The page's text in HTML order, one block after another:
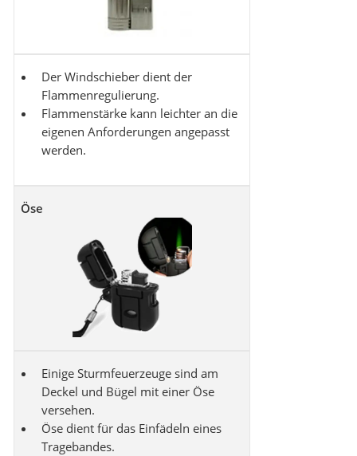
Der Windschieber dient der
Flammenregulierung.
Flammenstärke kann leichter an die
eigenen Anforderungen angepasst
werden.
Öse
Einige Sturmfeuerzeuge sind am
Deckel und Bügel mit einer Öse
versehen.
Öse dient für das Einfädeln eines
Tragebandes.